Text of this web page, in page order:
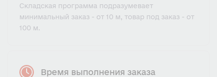
Складская программа подразумевает
минимальный заказ - от 10 м, товар под заказ - от
100 м.
Время выполнения заказа